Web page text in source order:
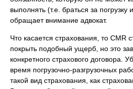
выполнять (т.е. браться за погрузку
обращает внимание адвокат.
Что касается страхования, то CMR
покрыть подобный ущерб, но это
конкретного страхового договора.
время погрузочно-разгрузочных
такой вид страхования, как